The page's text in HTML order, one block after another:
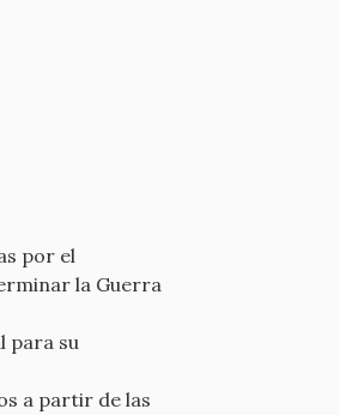
por el
la Guerra
para su
a partir de las